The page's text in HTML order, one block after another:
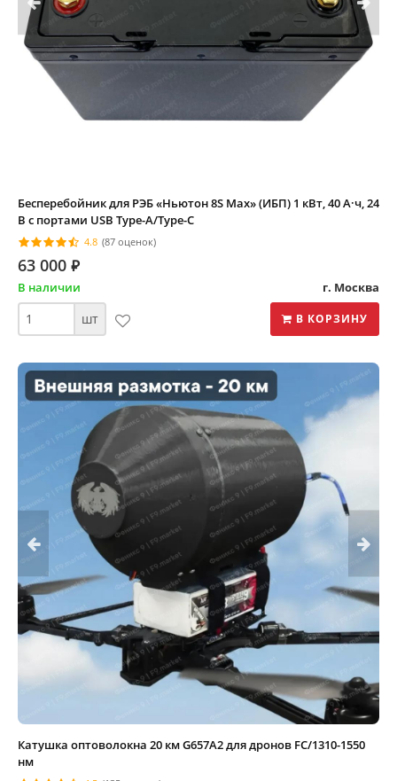
Бесперебойник для РЭБ «Ньютон 8S Max» (ИБП) 1 кВт, 40 А·ч, 24
В с портами USB Type-A/Type-C
4.8 (87 оценок)
63 000 ⃏
В наличии г. Москва
шт В КОРЗИНУ
Катушка оптоволокна 20 км G657A2 для дронов FC/1310-1550
нм